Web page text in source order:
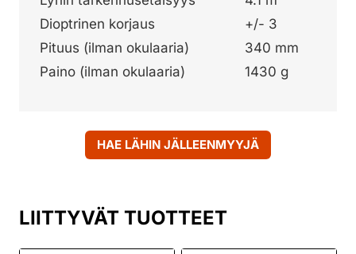
Dioptrinen korjaus
+/- 3
Pituus (ilman okulaaria)
340 mm
Paino (ilman okulaaria)
1430 g
HAE LÄHIN JÄLLEENMYYJÄ
LIITTYVÄT TUOTTEET